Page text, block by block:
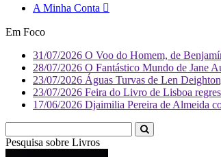
A Minha Conta
Em Foco
31/07/2026 O Voo do Homem, de
28/07/2026 O Fantástico Mundo de Jane
23/07/2026 Águas Turvas de Len
23/07/2026 Feira do Livro de Lisboa
17/06/2026 Djaimilia Pereira de Almeida
Pesquisa sobre Livr